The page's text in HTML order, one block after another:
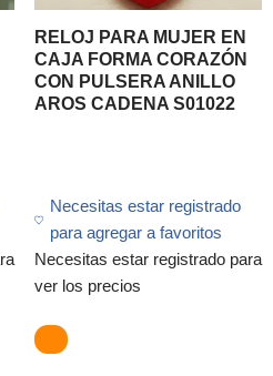
RELOJ PARA MUJER EN
CAJA FORMA CORAZÓN
CON PULSERA ANILLO
AROS CADENA S01022
Necesitas estar registrado
para agregar a favoritos
Necesitas estar registrado para
ver los precios